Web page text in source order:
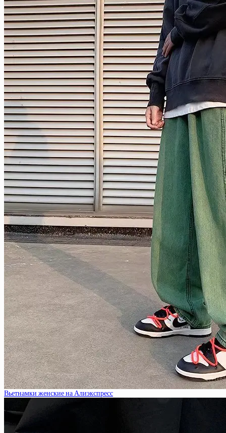
Вьетнамки женские на Алиэкспресс